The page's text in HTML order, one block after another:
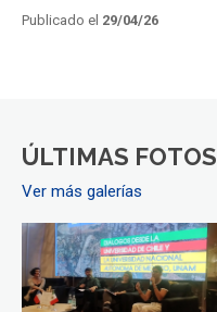
Publicado el 29/04/26
ÚLTIMAS FOTOS
Ver más galerías